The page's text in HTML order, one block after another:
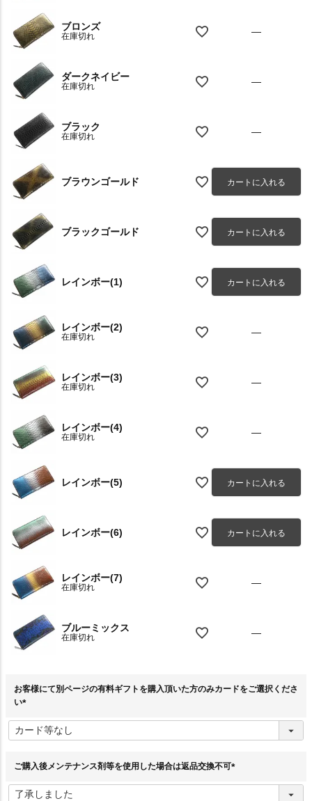
ブロンズ
在庫切れ —
ダークネイビー
在庫切れ —
ブラック
在庫切れ —
ブラウンゴールド カートに入れる
ブラックゴールド カートに入れる
レインボー(1) カートに入れる
レインボー(2)
在庫切れ —
レインボー(3)
在庫切れ —
レインボー(4)
在庫切れ —
レインボー(5) カートに入れる
レインボー(6) カートに入れる
レインボー(7)
在庫切れ —
ブルーミックス
在庫切れ —
お客様にて別ページの有料ギフトを購入頂いた方のみカードをご選択くださ
い
必
須
ご購入後メンテナンス剤等を使用した場合は返品交換不可